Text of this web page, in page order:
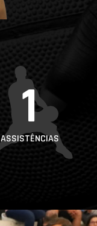
1
ASSISTÊNCIAS